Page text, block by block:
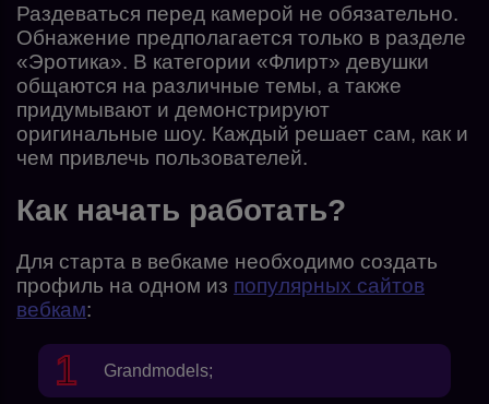
Раздеваться перед камерой не обязательно.
Обнажение предполагается только в разделе
«Эротика». В категории «Флирт» девушки
общаются на различные темы, а также
придумывают и демонстрируют
оригинальные шоу. Каждый решает сам, как и
чем привлечь пользователей.
Как начать работать?
Для старта в вебкаме необходимо создать
профиль на одном из популярных сайтов
вебкам:
Grandmodels;